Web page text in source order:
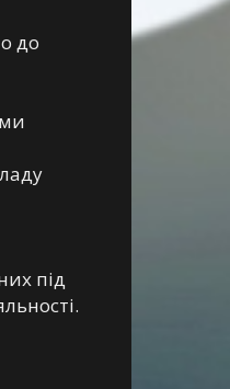
до
під